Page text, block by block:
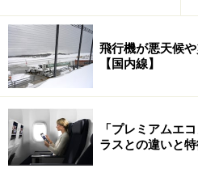
飛行機が悪天候
【国内線】
「プレミアムエ
ラスとの違いと